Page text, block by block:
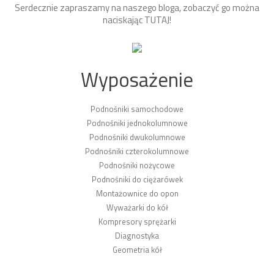
Serdecznie zapraszamy na naszego bloga, zobaczyć go można
naciskającTUTAJ!
Wyposażenie
Podnośniki samochodowe
Podnośniki jednokolumnowe
Podnośniki dwukolumnowe
Podnośniki czterokolumnowe
Podnośniki nożycowe
Podnośniki do ciężarówek
Montażownice do opon
Wyważarki do kół
Kompresory sprężarki
Diagnostyka
Geometria kół